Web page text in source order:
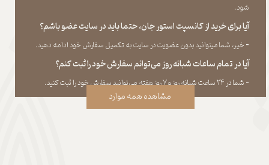
‏شود.​​​​​​​
آیا برای خرید از کانسپت استور جان، حتما باید در سایت عضو باشم؟
​​​​​​​- خیر، شما میتوانید بدون عضویت در سایت به تکمیل سفارش خود ادامه دهید.​​​​​​​
آیا در تمام ساعات شبانه روز می‌توانم سفارش خود را ثبت کنم؟
​​​​​​​​​​​​​​- شما در ۲۴ ساعت شبانه روز و ۷ روز هفته می‌‏توانید سفارش خود را ثبت کنید.
مشاهده همه موارد